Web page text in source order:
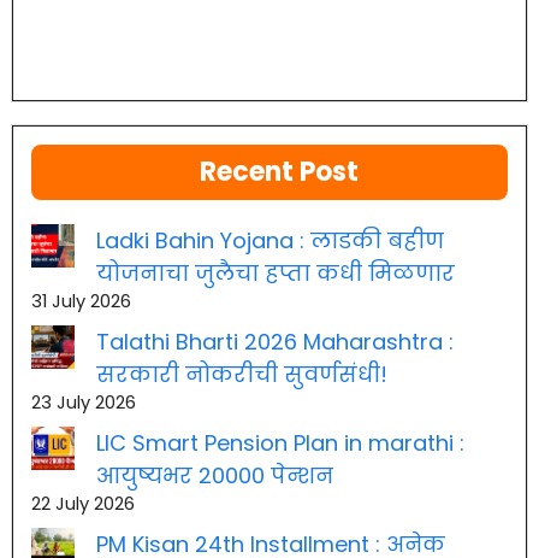
Recent Post
Ladki Bahin Yojana : लाडकी बहीण
योजनाचा जुलैचा हप्ता कधी मिळणार
31 July 2026
Talathi Bharti 2026 Maharashtra :
सरकारी नोकरीची सुवर्णसंधी!
23 July 2026
LIC Smart Pension Plan in marathi :
आयुष्यभर 20000 पेन्शन
22 July 2026
PM Kisan 24th Installment : अनेक